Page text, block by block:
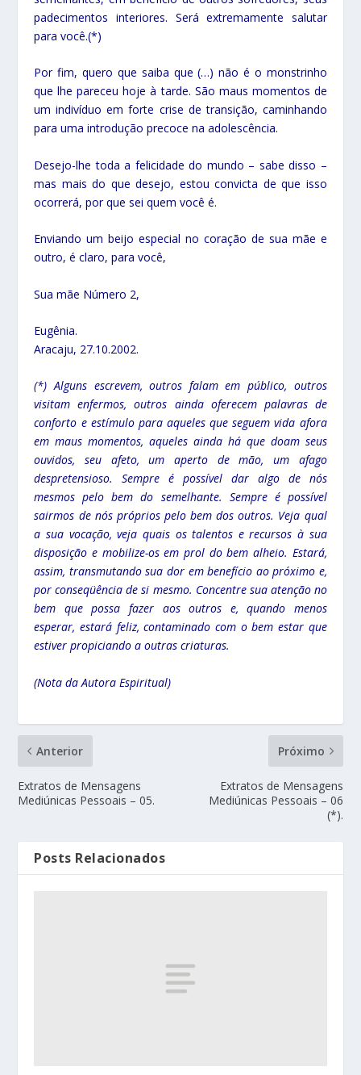
padecimentos interiores. Será extremamente salutar
para você.(*)
Por fim, quero que saiba que (…) não é o monstrinho
que lhe pareceu hoje à tarde. São maus momentos de
um indivíduo em forte crise de transição, caminhando
para uma introdução precoce na adolescência.
Desejo-lhe toda a felicidade do mundo – sabe disso –
mas mais do que desejo, estou convicta de que isso
ocorrerá, por que sei quem você é.
Enviando um beijo especial no coração de sua mãe e
outro, é claro, para você,
Sua mãe Número 2,
Eugênia.
Aracaju, 27.10.2002.
(*) Alguns escrevem, outros falam em público, outros
visitam enfermos, outros ainda oferecem palavras de
conforto e estímulo para aqueles que seguem vida afora
em maus momentos, aqueles ainda há que doam seus
ouvidos, seu afeto, um aperto de mão, um afago
despretensioso. Sempre é possível dar algo de nós
mesmos pelo bem do semelhante. Sempre é possível
sairmos de nós próprios pelo bem dos outros. Veja qual
a sua vocação, veja quais os talentos e recursos à sua
disposição e mobilize-os em prol do bem alheio. Estará,
assim, transmutando sua dor em benefício ao próximo e,
por conseqüência de si mesmo. Concentre sua atenção no
bem que possa fazer aos outros e, quando menos
esperar, estará feliz, contaminado com o bem estar que
estiver propiciando a outras criaturas.
(Nota da Autora Espiritual)
Anterior
Extratos de Mensagens
Mediúnicas Pessoais – 05.
Próximo
Extratos de Mensagens
Mediúnicas Pessoais – 06
(*).
Posts Relacionados